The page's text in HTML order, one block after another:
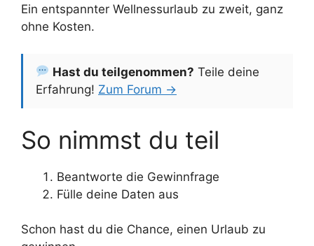
Ein entspannter Wellnessurlaub zu zweit, ganz
ohne Kosten.
Hast du teilgenommen? Teile deine
Erfahrung! Zum Forum →
So nimmst du teil
Beantworte die Gewinnfrage
Fülle deine Daten aus
Schon hast du die Chance, einen Urlaub zu